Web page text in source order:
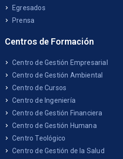
Egresados
Prensa
Centros de Formación
Centro de Gestión Empresarial
Centro de Gestión Ambiental
Centro de Cursos
Centro de Ingeniería
Centro de Gestión Financiera
Centro de Gestión Humana
Centro Teológico
Centro de Gestión de la Salud